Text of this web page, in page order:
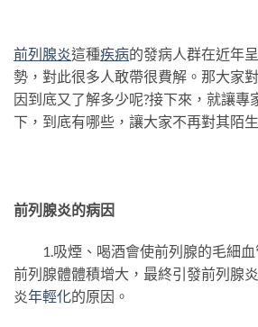
前列腺炎這種疾病的發病人群在近年
勢，對此很多人敢帶很費解。那大家
因到底又了解多少呢?接下來，就讓專
下，到底有哪些，讓大家不再對其陌生
前列腺炎的病因
1.吸煙、喝酒會使前列腺的毛細血
前列腺體體積增大，最終引發前列腺
炎年輕化的原因。